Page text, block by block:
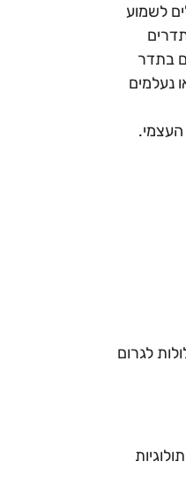
לשמוע
בתדר
נעלמים
העצמי.
לגרום